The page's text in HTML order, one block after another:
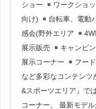
ショー
ワークショ
向け)
自転車、電動
感会(野外エリア
展示販売
キャンピ
展示コーナー
フー
など多彩なコンテン
&スポーツエリア』で
コーナー。 最新モデ